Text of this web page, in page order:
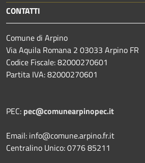
CONTATTI
Comune di Arpino
Via Aquila Romana 2 03033 Arpino FR
Codice Fiscale: 82000270601
Partita IVA: 82000270601
PEC: pec@comunearpinopec.it
Email: info@comune.arpino.fr.it
Centralino Unico: 0776 85211